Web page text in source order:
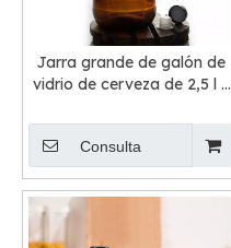
Jarra grande de galón de
vidrio de cerveza de 2,5 l y
Consulta